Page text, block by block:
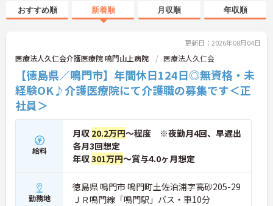
おすすめ順 新着順 月収順 年収順
更新日：2026年08月04日
医療法人久仁会介護医療院 鳴門山上病院 医療法人久仁会
【徳島県／鳴門市】年間休日124日◎無資格・未
経験OK♪介護医療院にて介護職の募集です＜正
社員＞
給料
月収 20.2万円～程度 ※夜勤月4回、早遅出
各月3回想定
年収301万円～賞与4.0ヶ月想定
勤務地
徳島県 鳴門市 鳴門町土佐泊浦字高砂205-29
ＪＲ鳴門線「鳴門駅」バス・車10分